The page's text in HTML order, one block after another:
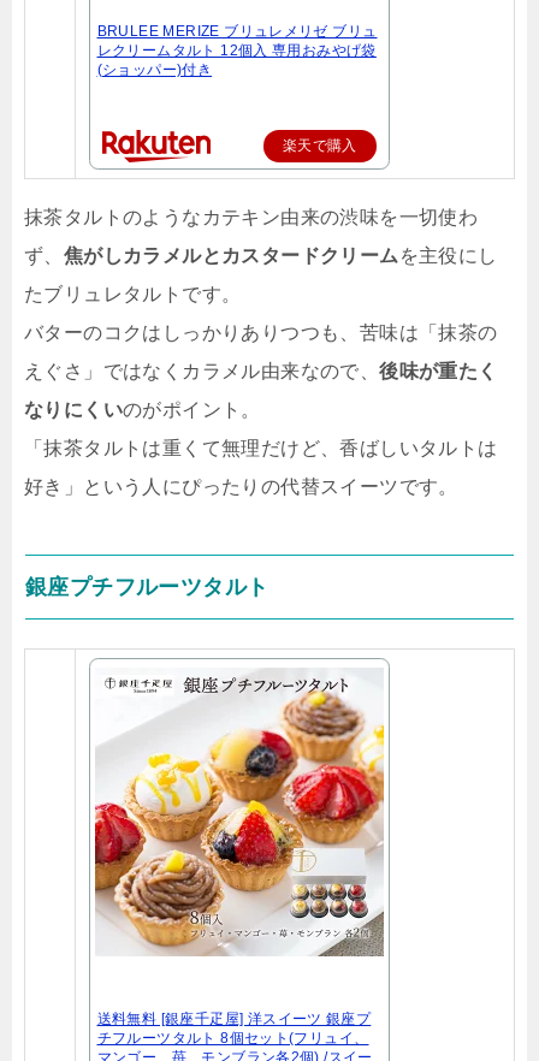
BRULEE MERIZE ブリュレメリゼ ブリュ
レクリームタルト 12個入 専用おみやげ袋
(ショッパー)付き
楽天で購入
抹茶タルトのようなカテキン由来の渋味を一切使わ
ず、 焦がしカラメルとカスタードクリーム を主役にし
たブリュレタルトです。
バターのコクはしっかりありつつも、苦味は「抹茶の
えぐさ」ではなくカラメル由来なので、後味が重たく
なりにくいのがポイント。
「抹茶タルトは重くて無理だけど、香ばしいタルトは
好き」という人にぴったりの代替スイーツです。
銀座プチフルーツタルト
送料無料 [銀座千疋屋] 洋スイーツ 銀座プ
チフルーツタルト 8個セット(フリュイ、
マンゴー、苺、モンブラン各2個) /スイー